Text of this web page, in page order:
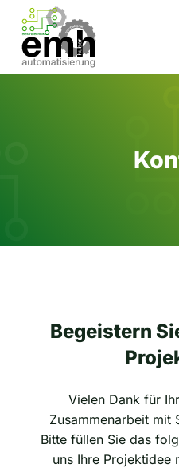
Inhalt
springen
Begeistern
Vielen Dank für
Zusammenarbeit mit
Bitte füllen Sie das
uns Ihre Projektidee